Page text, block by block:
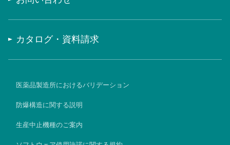
カタログ・資料請求
医薬品製造所におけるバリデーション
防爆構造に関する説明
生産中止機種のご案内